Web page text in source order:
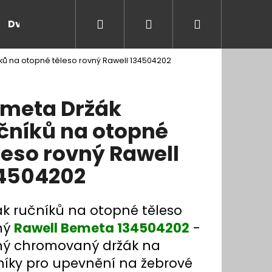
Dveře a zárubně Kontakt Blog
Přihlášení
na otopné těleso rovný Rawell 134504202
Držák
na otopné
rovný Rawell
ručníků na otopné těleso
Rawell Bemeta 134504202 -
chromovaný držák na
pro upevnění na žebrové